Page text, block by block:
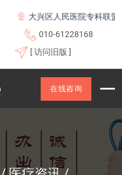
大兴区人民医院专科联盟及
010-61228168
[ 访问旧版 ]
在线咨询